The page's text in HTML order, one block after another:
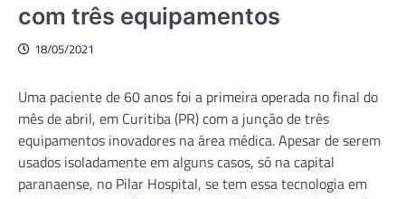
com três equipamentos
18/05/2021
Uma paciente de 60 anos foi a primeira operada no final do
mês de abril, em Curitiba (PR) com a junção de três
equipamentos inovadores na área médica. Apesar de serem
usados isoladamente em alguns casos, só na capital
paranaense, no Pilar Hospital, se tem essa tecnologia em